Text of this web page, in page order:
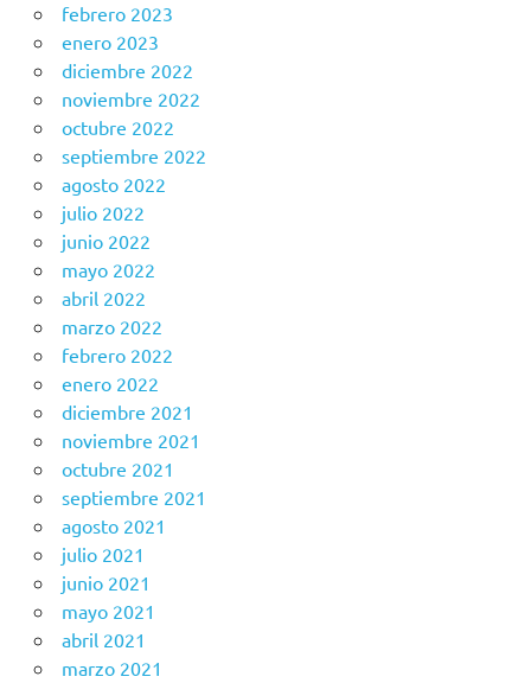
febrero 2023
enero 2023
diciembre 2022
noviembre 2022
octubre 2022
septiembre 2022
agosto 2022
julio 2022
junio 2022
mayo 2022
abril 2022
marzo 2022
febrero 2022
enero 2022
diciembre 2021
noviembre 2021
octubre 2021
septiembre 2021
agosto 2021
julio 2021
junio 2021
mayo 2021
abril 2021
marzo 2021